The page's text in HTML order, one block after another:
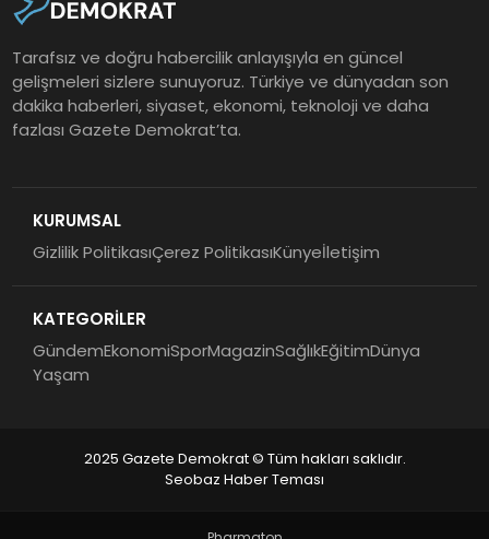
Tarafsız ve doğru habercilik anlayışıyla en güncel
gelişmeleri sizlere sunuyoruz. Türkiye ve dünyadan son
dakika haberleri, siyaset, ekonomi, teknoloji ve daha
fazlası Gazete Demokrat’ta.
KURUMSAL
Gizlilik PolitikasıÇerez PolitikasıKünyeİletişim
KATEGORİLER
GündemEkonomiSporMagazinSağlıkEğitimDünya
Yaşam
2025 Gazete Demokrat © Tüm hakları saklıdır.
Seobaz Haber Teması